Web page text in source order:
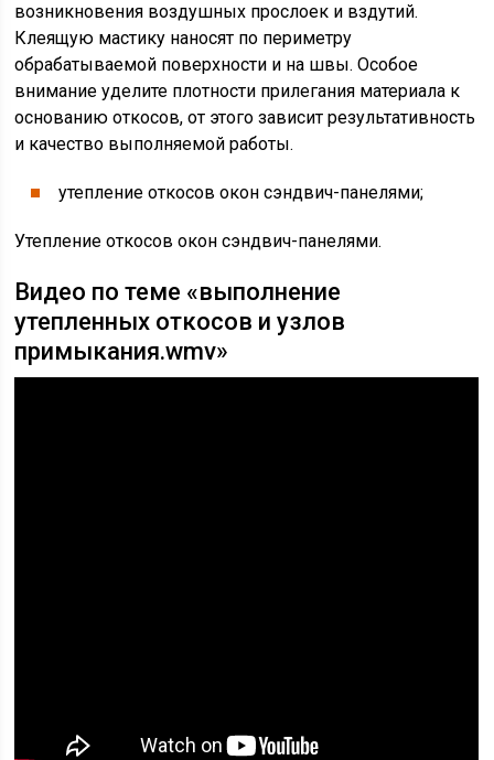
возникновения воздушных прослоек и вздутий.
Клеящую мастику наносят по периметру
обрабатываемой поверхности и на швы. Особое
внимание уделите плотности прилегания материала к
основанию откосов, от этого зависит результативность
и качество выполняемой работы.
утепление откосов окон сэндвич-панелями;
Утепление откосов окон сэндвич-панелями.
Видео по теме «выполнение
утепленных откосов и узлов
примыкания.wmv»